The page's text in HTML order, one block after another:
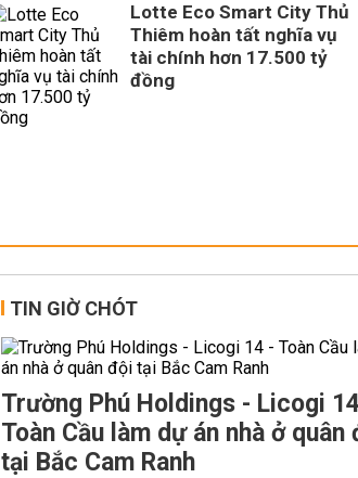
Lotte Eco Smart City Thủ
Thiêm hoàn tất nghĩa vụ
tài chính hơn 17.500 tỷ
đồng
TIN GIỜ CHÓT
Trường Phú Holdings - Licogi
Toàn Cầu làm dự án nhà ở quân
tại Bắc Cam Ranh